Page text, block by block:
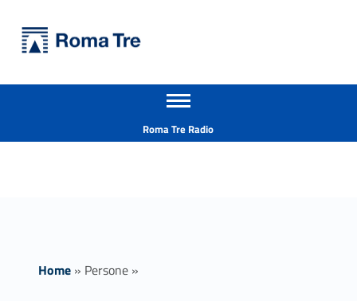
Prof. GIOVANNI CRISTINA - Università Roma Tre
Apri il menu secondario
Roma Tre Radio
Home» Persone»